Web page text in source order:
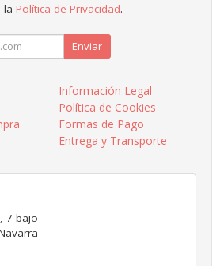
la Política de Privacidad.
Enviar
Información Legal
Política de Cookies
Formas de Pago
Entrega y Transporte
7 bajo